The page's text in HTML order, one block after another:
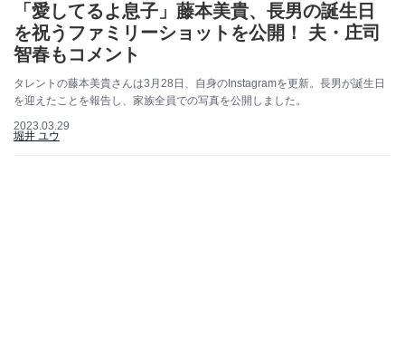
「愛してるよ息子」藤本美貴、長男の誕生日
を祝うファミリーショットを公開！ 夫・庄司
智春もコメント
タレントの藤本美貴さんは3月28日、自身のInstagramを更新。長男が誕生日
を迎えたことを報告し、家族全員での写真を公開しました。
2023.03.29
堀井 ユウ